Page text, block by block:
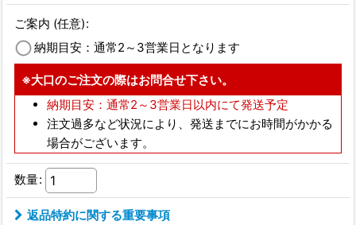
ご案内 (任意):
納期目安：通常2～3営業日となります
※大口のご注文の際はお問合せ下さい。
納期目安：通常2～3営業日以内にて発送予定
注文過多など状況により、発送までにお時間がかかる
場合がございます。
数量:
返品特約に関する重要事項